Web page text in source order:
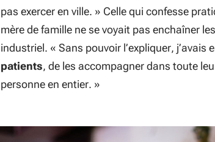
pas exercer en ville. » Celle qui confesse
mère de famille ne se voyait pas enchaîner
industriel. « Sans pouvoir l’expliquer, j’avais
patients, de les accompagner dans toute
personne en entier. »